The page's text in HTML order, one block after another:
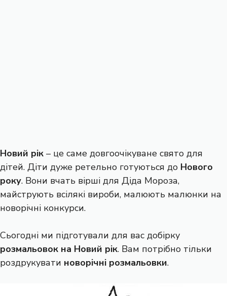
Новий рік – це саме довгоочікуване свято для
дітей. Діти дуже ретельно готуються до Нового
року. Вони вчать вірші для Діда Мороза,
майструють всілякі вироби, малюють малюнки на
новорічні конкурси.
Сьогодні ми підготували для вас добірку
розмальовок на Новий рік. Вам потрібно тільки
роздрукувати новорічні розмальовки.